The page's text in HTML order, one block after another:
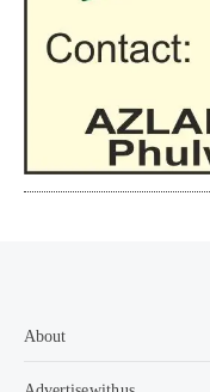
About